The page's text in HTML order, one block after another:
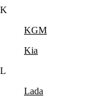
K
KGM
Kia
L
Lada